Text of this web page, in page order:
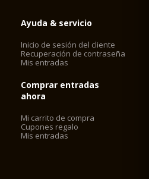
Ayuda & servicio
Inicio de sesión del cliente
Recuperación de contraseña
Mis entradas
Comprar entradas
ahora
Mi carrito de compra
Cupones regalo
Mis entradas